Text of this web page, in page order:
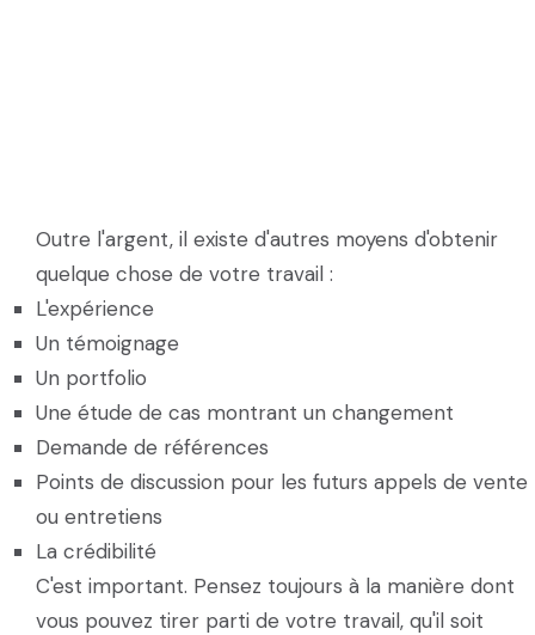
Outre l'argent, il existe d'autres moyens d'obtenir
quelque chose de votre travail :
L'expérience
Un témoignage
Un portfolio
Une étude de cas montrant un changement
Demande de références
Points de discussion pour les futurs appels de vente
ou entretiens
La crédibilité
C'est important. Pensez toujours à la manière dont
vous pouvez tirer parti de votre travail, qu'il soit